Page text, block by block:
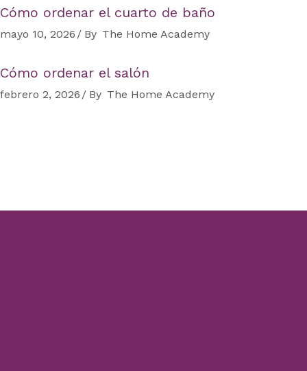
Cómo ordenar el cuarto de baño
mayo 10, 2026 By The Home Academy
Cómo ordenar el salón
febrero 2, 2026 By The Home Academy